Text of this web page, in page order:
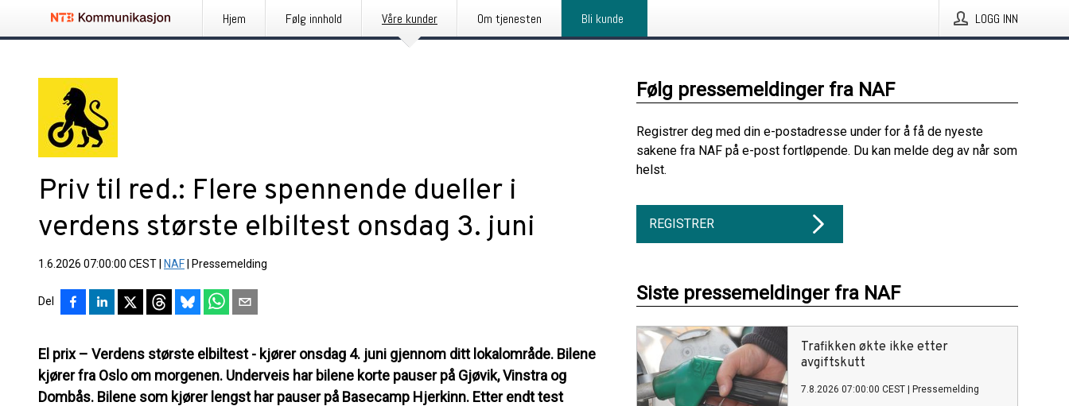
Hjem Følg innhold Våre kunder Om tjenesten Bli kunde LOGG INN
Priv til red.: Flere spennende dueller i
verdens største elbiltest onsdag 3. juni
1.6.2026 07:00:00 CEST NAF Pressemelding
Del
El prix – Verdens største elbiltest - kjører onsdag 4. juni gjennom ditt lokalområde. Bilene
kjører fra Oslo om morgenen. Underveis har bilene korte pauser på Gjøvik, Vinstra og
Dombås. Bilene som kjører lengst har pauser på Basecamp Hjerkinn. Etter endt test
Følg pressemeldinger fra NAF
Registrer deg med din e-postadresse under for å få de nyeste
sakene fra NAF på e-post fortløpende. Du kan melde deg av når som
helst.
REGISTRER
Siste pressemeldinger fra NAF
Trafikken økte ikke etter
avgiftskutt
7.8.2026 07:00:00 CEST Pressemelding